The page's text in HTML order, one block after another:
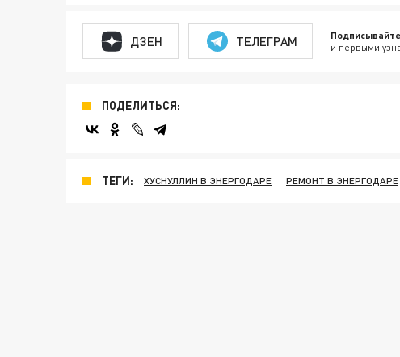
ДЗЕН ТЕЛЕГРАМ и первыми
ПОДЕЛИТЬСЯ:
ТЕГИ: ХУСНУЛЛИН В ЭНЕРГОДАРЕ РЕМОНТ В ЭНЕРГОДАРЕ